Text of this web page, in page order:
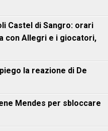
Castel di Sangro: orari
con Allegri e i giocatori,
la reazione di De
Mendes per sbloccare